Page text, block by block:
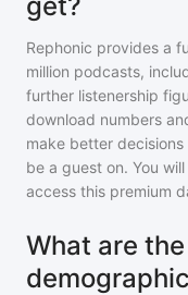
Rephonic provides a
million podcasts,
further listenership
download numbers
make better
be a guest on. You
access this premium
What are